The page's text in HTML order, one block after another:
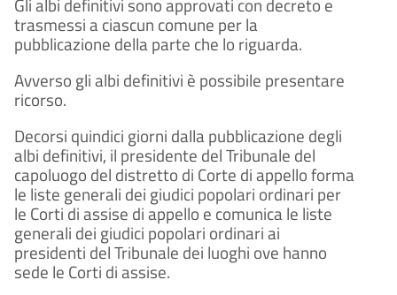
Gli albi definitivi sono approvati con decreto e
trasmessi a ciascun comune per la
pubblicazione della parte che lo riguarda.
Avverso gli albi definitivi è possibile presentare
ricorso.
Decorsi quindici giorni dalla pubblicazione degli
albi definitivi, il presidente del Tribunale del
capoluogo del distretto di Corte di appello forma
le liste generali dei giudici popolari ordinari per
le Corti di assise di appello e comunica le liste
generali dei giudici popolari ordinari ai
presidenti del Tribunale dei luoghi ove hanno
sede le Corti di assise.